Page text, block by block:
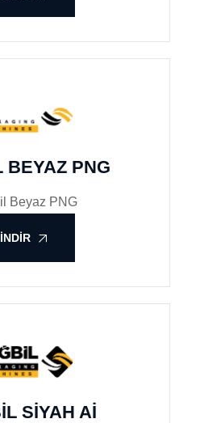
BEYAZ PNG
Beyaz PNG
İNDIR
SIYAH AI